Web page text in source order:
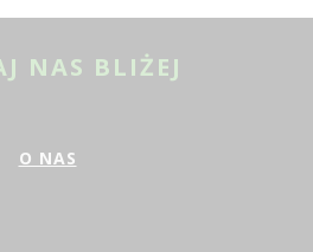
NAS BLIŻEJ
O NAS